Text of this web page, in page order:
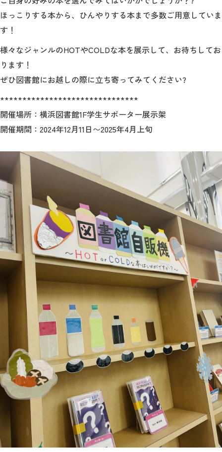
取材・撮影 資料請求
ほっこりする本から、ひんやりする本まで多数ご用意していま
す！
様々なジャンルのHOTやCOLDな本を展示して、お待ちしてお
ります！
ぜひ図書館にお越しの際に立ち寄ってみてください?
*******************************
開催場所：横浜図書館1F学生サポーター展示架
開催期間：2024年12月11日〜2025年4月上旬